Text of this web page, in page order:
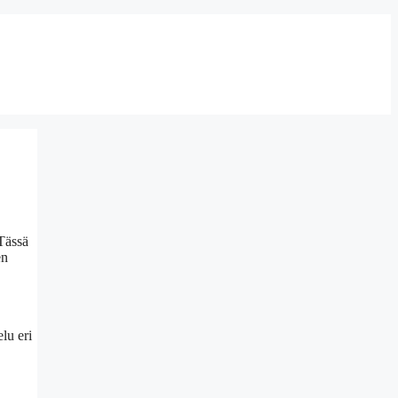
eri